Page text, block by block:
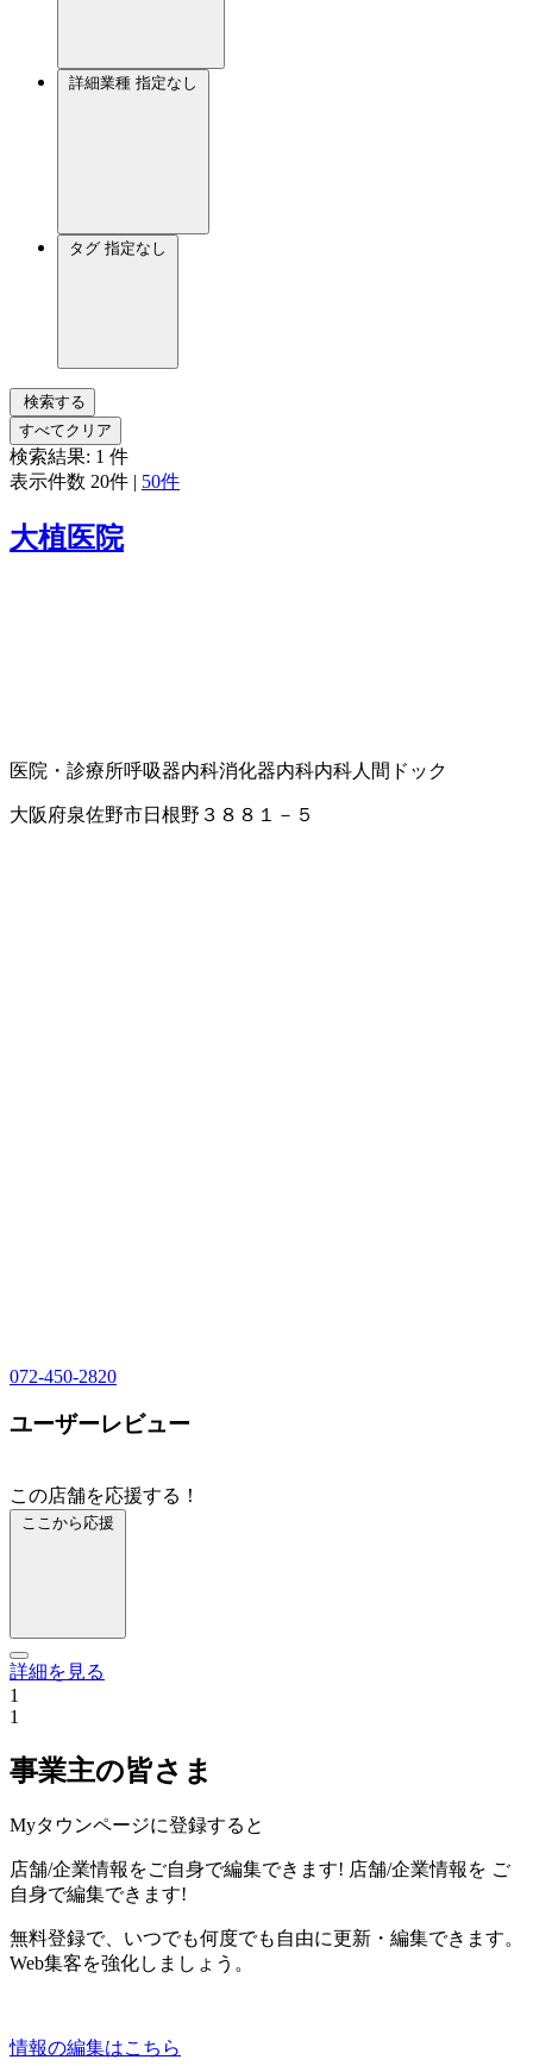
詳細業種 指定なし
タグ 指定なし
検索する
すべてクリア
検索結果: 1 件
表示件数 20件 | 50件
大植医院
医院・診療所呼吸器内科消化器内科内科人間ドック
大阪府泉佐野市日根野３８８１－５
072-450-2820
ユーザーレビュー
この店舗を応援する！
ここから応援
詳細を見る
1
1
事業主の皆さま
Myタウンページに登録すると
店舗/企業情報をご自身で編集できます! 店舗/企業情報を ご
自身で編集できます!
無料登録で、いつでも何度でも自由に更新・編集できます。
Web集客を強化しましょう。
情報の編集はこちら